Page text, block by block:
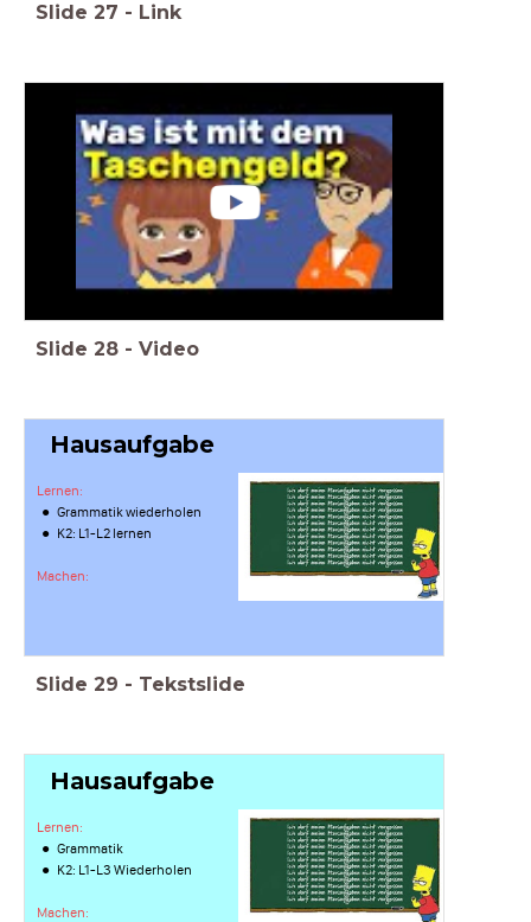
Slide 27 - Link
Slide 28 - Video
Hausaufgabe
Lernen:
Grammatik wiederholen
K2: L1-L2 lernen
Machen:
Slide 29 - Tekstslide
Hausaufgabe
Lernen:
Grammatik
K2: L1-L3 Wiederholen
Machen: